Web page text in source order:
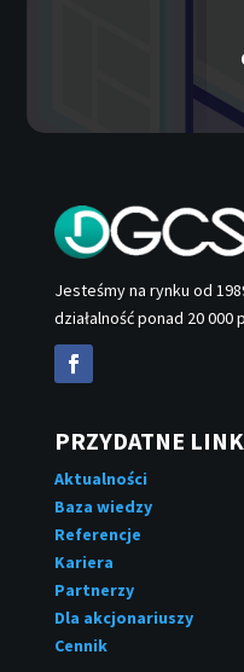
Jesteśmy na rynku od
działalność ponad 20
PRZYDATNE
Aktualności
Baza wiedzy
Referencje
Kariera
Partnerzy
Dla akcjonariuszy
Cennik